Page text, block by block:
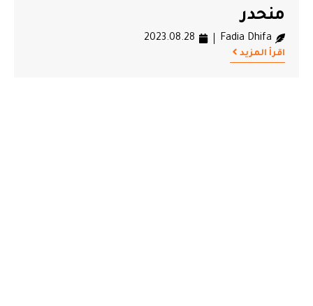
منحدر
Fadia Dhifa
2023.08.28
اقرأ المزيد